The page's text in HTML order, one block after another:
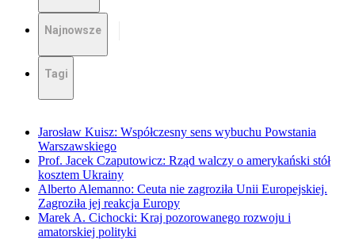
Najnowsze
Tagi
Jarosław Kuisz: Współczesny sens wybuchu Powstania
Warszawskiego
Prof. Jacek Czaputowicz: Rząd walczy o amerykański stół
kosztem Ukrainy
Alberto Alemanno: Ceuta nie zagroziła Unii Europejskiej.
Zagroziła jej reakcja Europy
Marek A. Cichocki: Kraj pozorowanego rozwoju i
amatorskiej polityki